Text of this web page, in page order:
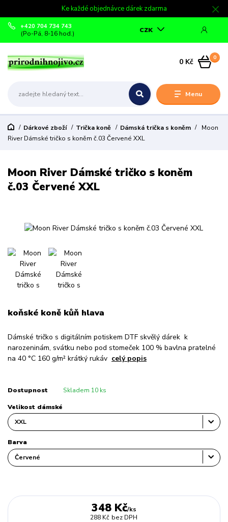
Ke každé objednávce dárek zdarma
Menu
CZK
+420 704 734 743
(Po-Pá, 8-16 hod.)
0
0 Kč
Dárkové zboží Trička koně Dámská trička s koněm
Moon
River Dámské tričko s koněm č.03 Červené XXL
Moon River Dámské tričko s koněm
č.03 Červené XXL
koňské koně kůň hlava
Dámské tričko s digitálním potiskem DTF skvělý dárek k
narozeninám, svátku nebo pod stomeček 100 % bavlna pratelné
na 40 °C 160 g/m² krátký rukáv celý popis
Dostupnost Skladem 10 ks
Velikost dámské
Barva
348 Kč/ks
288 Kč bez DPH